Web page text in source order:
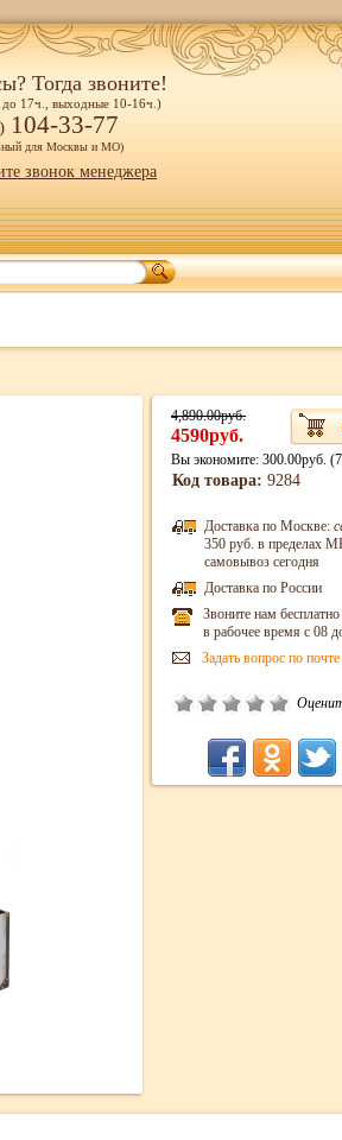
Тогда звоните!
17ч., выходные 10-16ч.)
104-33-77
для Москвы и МО)
звонок менеджера
4,890.00руб.
4590руб.
Вы экономите: 300.00руб.
Код товара: 9284
Доставка по Москве:
350 руб. в пределах
самовывоз сегодня
Доставка по России
Звоните нам бесплатно
в рабочее время с 08
Задать вопрос по почте